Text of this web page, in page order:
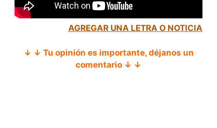
AGREGAR UNA LETRA O NOTICIA
↓ ↓ Tu opinión es importante, déjanos un
comentario ↓ ↓